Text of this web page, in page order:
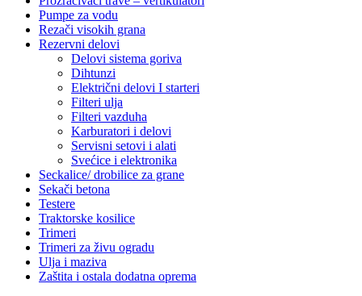
Pumpe za vodu
Rezači visokih grana
Rezervni delovi
Delovi sistema goriva
Dihtunzi
Električni delovi I starteri
Filteri ulja
Filteri vazduha
Karburatori i delovi
Servisni setovi i alati
Svećice i elektronika
Seckalice/ drobilice za grane
Sekači betona
Testere
Traktorske kosilice
Trimeri
Trimeri za živu ogradu
Ulja i maziva
Zaštita i ostala dodatna oprema